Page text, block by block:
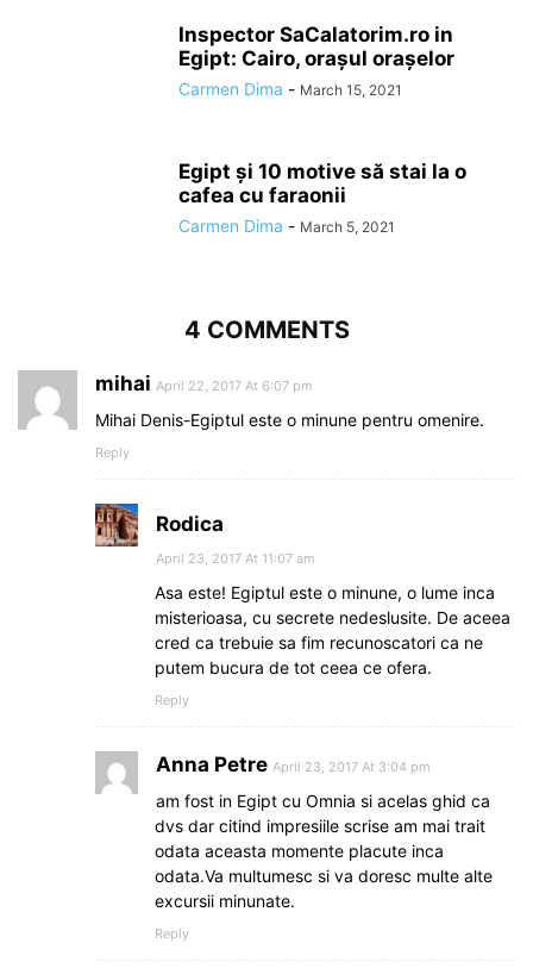
Inspector SaCalatorim.ro in
Egipt: Cairo, orașul orașelor
Carmen Dima - March 15, 2021
Egipt și 10 motive să stai la o
cafea cu faraonii
Carmen Dima - March 5, 2021
4 COMMENTS
mihai April 22, 2017 At 6:07 pm
Mihai Denis-Egiptul este o minune pentru omenire.
Reply
Rodica
April 23, 2017 At 11:07 am
Asa este! Egiptul este o minune, o lume inca
misterioasa, cu secrete nedeslusite. De aceea
cred ca trebuie sa fim recunoscatori ca ne
putem bucura de tot ceea ce ofera.
Reply
Anna Petre April 23, 2017 At 3:04 pm
am fost in Egipt cu Omnia si acelas ghid ca
dvs dar citind impresiile scrise am mai trait
odata aceasta momente placute inca
odata.Va multumesc si va doresc multe alte
excursii minunate.
Reply